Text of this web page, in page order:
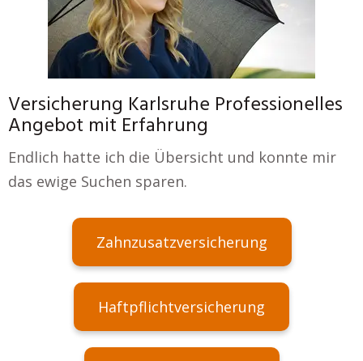
Versicherung Karlsruhe Professionelles
Angebot mit Erfahrung
Endlich hatte ich die Übersicht und konnte mir
das ewige Suchen sparen.
Zahnzusatzversicherung
Haftpflichtversicherung